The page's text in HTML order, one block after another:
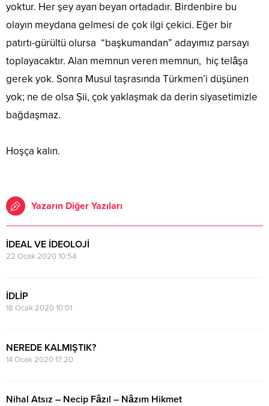
yoktur. Her şey ayan beyan ortadadır. Birdenbire bu
olayın meydana gelmesi de çok ilgi çekici. Eğer bir
patırtı-gürültü olursa “başkumandan” adayımız parsayı
toplayacaktır. Alan memnun veren memnun, hiç telâşa
gerek yok. Sonra Musul taşrasında Türkmen’i düşünen
yok; ne de olsa Şii, çok yaklaşmak da derin siyasetimizle
bağdaşmaz.
Hoşça kalın.
Yazarın Diğer Yazıları
İDEAL VE İDEOLOJİ
22 Ocak 2020 10:54
İDLİP
18 Ocak 2020 10:01
NEREDE KALMIŞTIK?
14 Ocak 2020 17:20
Nihal Atsız – Necip Fâzıl – Nâzım Hikmet